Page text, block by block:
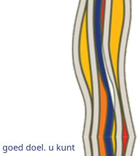
doel. u kunt